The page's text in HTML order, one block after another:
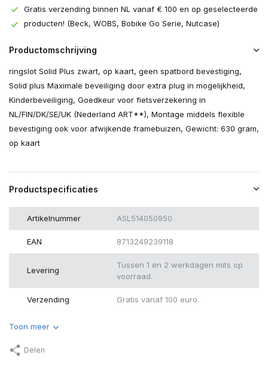
Gratis verzending binnen NL vanaf € 100 en op geselecteerde
producten! (Beck, WOBS, Bobike Go Serie, Nutcase)
Productomschrijving
ringslot Solid Plus zwart, op kaart, geen spatbord bevestiging,
Solid plus Maximale beveiliging door extra plug in mogelijkheid,
Kinderbeveiliging, Goedkeur voor fietsverzekering in
NL/FIN/DK/SE/UK (Nederland ART**), Montage middels flexible
bevestiging ook voor afwijkende framebuizen, Gewicht: 630 gram,
op kaart
Productspecificaties
Artikelnummer ASL514050950
EAN 8713249239118
Levering
Tussen 1 en 2 werkdagen mits op
voorraad.
Verzending Gratis vanaf 100 euro.
Toon meer
Delen